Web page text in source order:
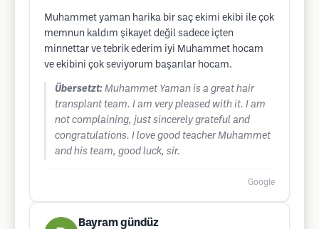
Muhammet yaman harika bir saç ekimi ekibi ile çok
memnun kaldım şikayet değil sadece içten
minnettar ve tebrik ederim iyi Muhammet hocam
ve ekibini çok seviyorum başarılar hocam.
Übersetzt: Muhammet Yaman is a great hair
transplant team. I am very pleased with it. I am
not complaining, just sincerely grateful and
congratulations. I love good teacher Muhammet
and his team, good luck, sir.
Google
Bayram gündüz